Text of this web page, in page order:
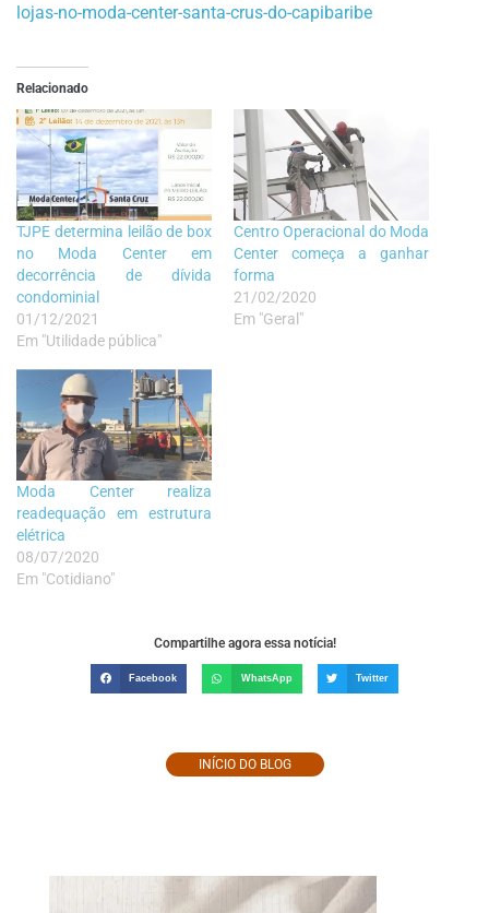
lojas-no-moda-center-santa-crus-do-capibaribe
Relacionado
TJPE determina leilão de box
no Moda Center em
decorrência de dívida
condominial
01/12/2021
Em "Utilidade pública"
Centro Operacional do Moda
Center começa a ganhar
forma
21/02/2020
Em "Geral"
Moda Center realiza
readequação em estrutura
elétrica
08/07/2020
Em "Cotidiano"
Compartilhe agora essa notícia!
Facebook WhatsApp Twitter
INÍCIO DO BLOG